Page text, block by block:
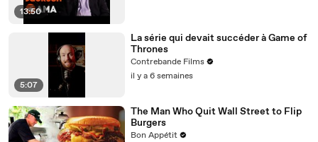
13:50
5:07
La série qui devait succéder à Game of
Thrones
Contrebande Films
il y a 6 semaines
The Man Who Quit Wall Street to Flip
Burgers
Bon Appétit